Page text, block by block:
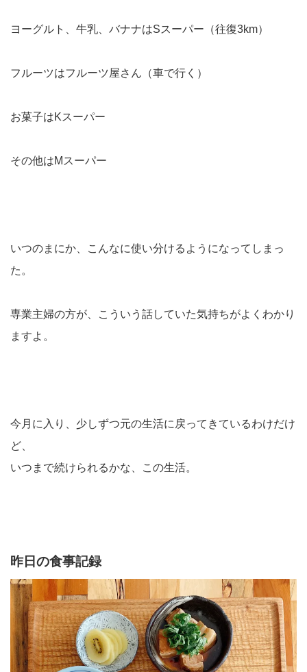
ヨーグルト、牛乳、バナナはSスーパー（往復3km）
フルーツはフルーツ屋さん（車で行く）
お菓子はKスーパー
その他はMスーパー
いつのまにか、こんなに使い分けるようになってしまっ
た。
専業主婦の方が、こういう話していた気持ちがよくわかり
ますよ。
今月に入り、少しずつ元の生活に戻ってきているわけだけ
ど、
いつまで続けられるかな、この生活。
昨日の食事記録